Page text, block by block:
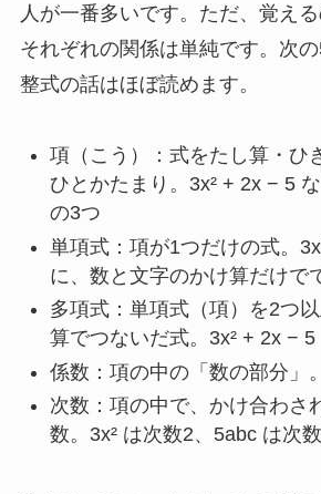
人が一番多いです。ただ、覚える
それぞれの関係は単純です。次
整式の話はほぼ読めます。
項（こう）：式をたし算・ひ
ひとかたまり。3x² + 2x − 5
の3つ
単項式：項が1つだけの式。
に、数と文字のかけ算だけで
多項式：単項式（項）を2つ
算でつないだ式。3x² + 2x − 5
係数：項の中の「数の部分」
次数：項の中で、かけ合わさ
数。3x² は次数2、5abc は次